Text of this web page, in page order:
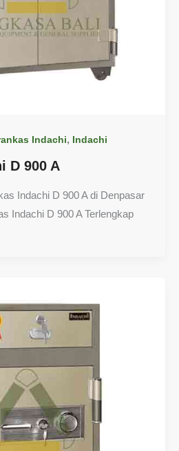
Indachi, Indachi
D 900 A
Indachi D 900 A di Denpasar
Indachi D 900 A Terlengkap